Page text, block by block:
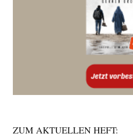
ZUM AKTUELLEN HEFT: